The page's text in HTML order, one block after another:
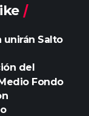
unirán Salto
del
Fondo